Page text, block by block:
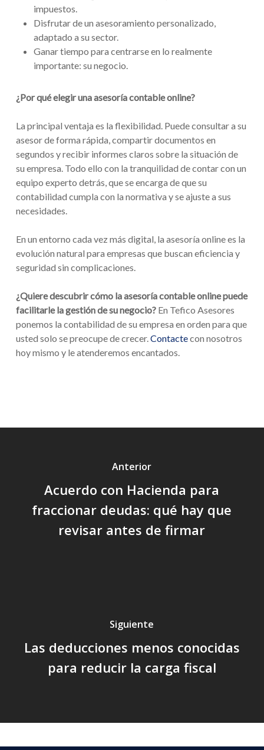
impuestos.
Disfrutar de un asesoramiento personalizado,
adaptado a su sector.
Ganar tiempo para centrarse en lo realmente
importante: su negocio.
¿Por qué elegir una asesoría contable online?
La principal ventaja es la flexibilidad. Puede consultar a su
asesor de forma rápida, compartir documentos en
segundos y recibir informes claros sobre la situación de
su empresa. Todo ello con la tranquilidad de contar con un
equipo experto detrás, que se encarga de que su
contabilidad cumpla con la normativa y se ajuste a sus
necesidades.
En un entorno cada vez más digital, la asesoría online es la
evolución natural para empresas que buscan eficiencia y
seguridad sin complicaciones.
¿Quiere descubrir cómo la asesoría contable online puede
facilitarle la gestión de su negocio?En Tefico Asesores
ponemos la contabilidad de su empresa en orden para que
usted solo se preocupe de crecer.Contactecon nosotros
hoy mismo y le atenderemos encantados.
Anterior
Acuerdo con Hacienda para
fraccionar deudas: qué hay que
revisar antes de firmar
Siguiente
Las deducciones menos conocidas
para reducir la carga fiscal